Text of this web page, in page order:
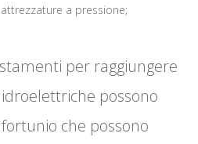
a pressione;
per raggiungere
possono
che possono